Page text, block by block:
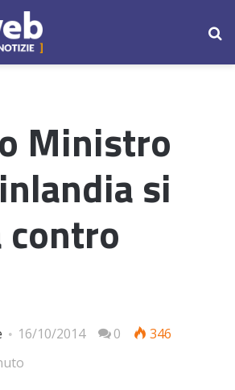
Ministro
si
contro
16/10/2014 0
346